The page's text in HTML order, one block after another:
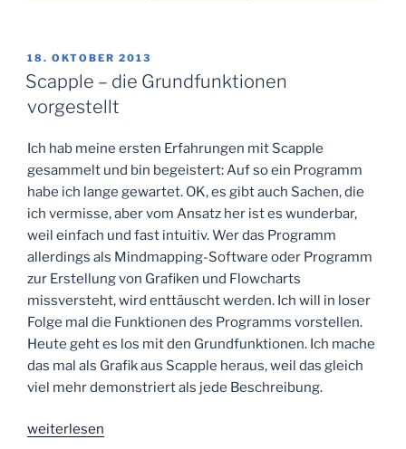
VERÖFFENTLICHT
AM
18. OKTOBER 2013
Scapple – die Grundfunktionen
vorgestellt
Ich hab meine ersten Erfahrungen mit Scapple
gesammelt und bin begeistert: Auf so ein Programm
habe ich lange gewartet. OK, es gibt auch Sachen, die
ich vermisse, aber vom Ansatz her ist es wunderbar,
weil einfach und fast intuitiv. Wer das Programm
allerdings als Mindmapping-Software oder Programm
zur Erstellung von Grafiken und Flowcharts
missversteht, wird enttäuscht werden. Ich will in loser
Folge mal die Funktionen des Programms vorstellen.
Heute geht es los mit den Grundfunktionen. Ich mache
das mal als Grafik aus Scapple heraus, weil das gleich
viel mehr demonstriert als jede Beschreibung.
„Scapple
weiterlesen